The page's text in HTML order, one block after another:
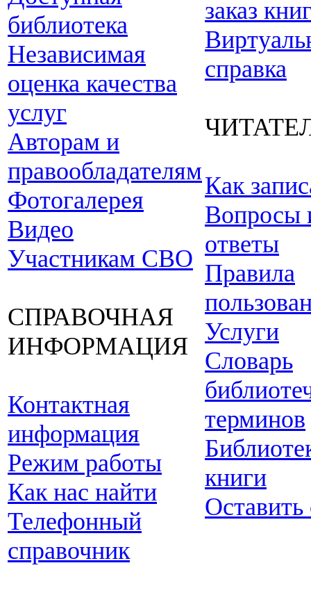
библиотека
Независимая
оценка качества
услуг
Авторам и
правообладателям
Фотогалерея
Видео
Участникам СВО
СПРАВОЧНАЯ
ИНФОРМАЦИЯ
Контактная
информация
Режим работы
Как нас найти
Телефонный
справочник
заказ
справка
Как
Вопросы
ответы
Правила
Услуги
Словарь
терминов
книги
Оставить